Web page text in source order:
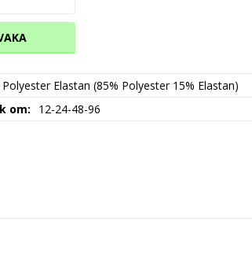
Polyester Elastan (85% Polyester 15% Elastan)
om
12-24-48-96